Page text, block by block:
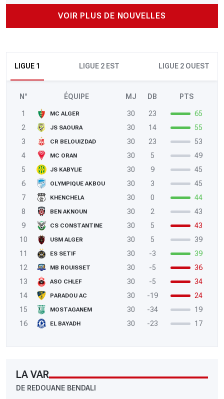
VOIR PLUS DE NOUVELLES
LIGUE 1 LIGUE 2 EST LIGUE 2 OUEST
N° ÉQUIPE MJ DB PTS
1 MC ALGER 30 23
65
2
JS SAOURA 30 14
55
3
CR BELOUIZDAD 30 23
53
4
MC ORAN 30 5
49
5
JS KABYLIE 30 9
45
6
OLYMPIQUE AKBOU 30 3
45
7
KHENCHELA 30 0
44
8
BEN AKNOUN 30 2
43
9
CS CONSTANTINE 30 5
43
10
USM ALGER 30 5
39
11
ES SETIF 30 -3
39
12
MB ROUISSET 30 -5
36
13
ASO CHLEF 30 -5
34
14
PARADOU AC 30 -19
24
15
MOSTAGANEM 30 -34
19
16
EL BAYADH 30 -23 17
LA VAR
DE REDOUANE BENDALI